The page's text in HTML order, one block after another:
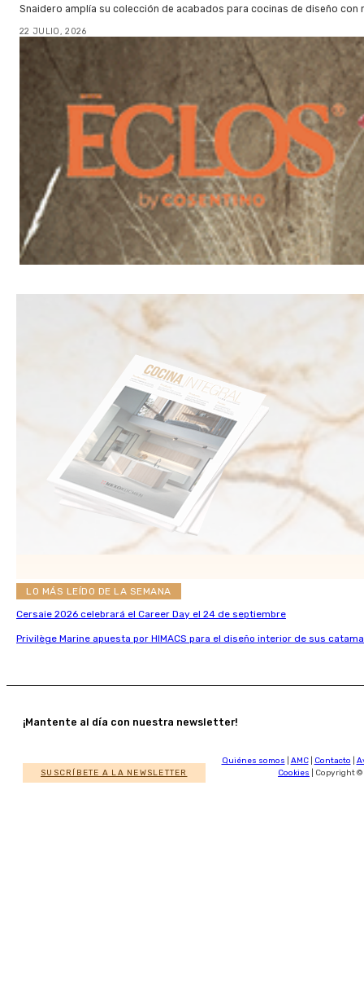
Snaidero amplía su colección de acabados para cocinas de diseño
22 JULIO, 2026
LO MÁS LEÍDO DE LA SEMANA
Cersaie 2026 celebrará el Career Day el 24 de septiembre
Privilège Marine apuesta por HIMACS para el diseño interior de sus
¡Mantente al día con nuestra newsletter!
SUSCRÍBETE A LA NEWSLETTER
Quiénes somos AMC| Contacto
Cookies | Copyright